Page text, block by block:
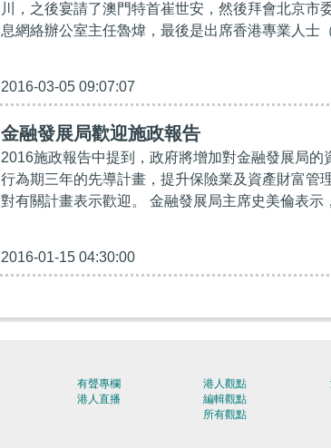
川，之後宴請了澳門特首崔世安，然後拜會北京市
息網絡辦公室主任魯煒，最後是出席香港專業人士
2016-03-05 09:07:07
金融發展局歡迎施政報告
2016施政報告中提到，政府將增加對金融發展局的
行為期三年的先導計畫，提升保險業及資產財富管
對有關計畫表示歡迎。 金融發展局主席史美倫表示
2016-01-15 04:30:00
有聲專欄
港人直播
港人觀點
編輯觀點
所有觀點